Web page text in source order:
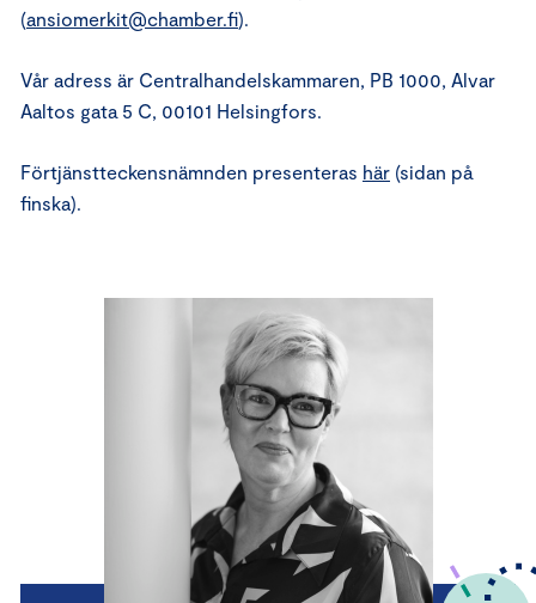
(ansiomerkit@chamber.fi).
Vår adress är Centralhandelskammaren, PB 1000, Alvar
Aaltos gata 5 C, 00101 Helsingfors.
Förtjänstteckensnämnden presenteras här (sidan på
finska).